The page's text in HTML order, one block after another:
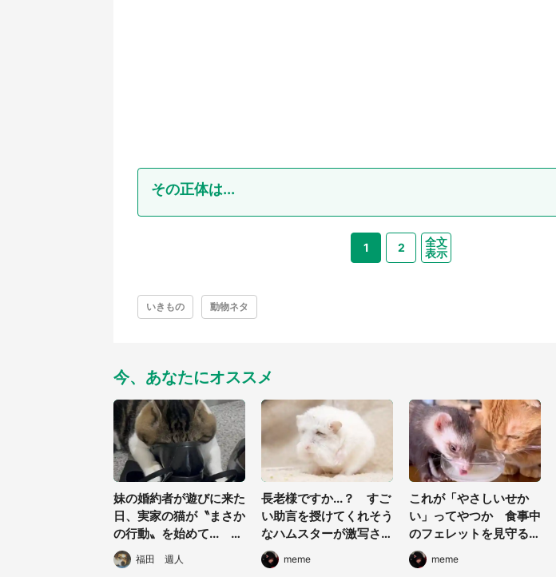
その正体は...
1 2
全文
表示
いきもの 動物ネタ
今、あなたにオススメ
妹の婚約者が遊びに来た
日、実家の猫が〝まさか
の行動〟を始めて... 奇
天烈な姿に家族と41万
人困惑
福田 週人
長老様ですか...？ すご
い助言を授けてくれそう
なハムスターが激写され
る
meme
これが「やさしいせか
い」ってやつか 食事中
のフェレットを見守るニ
ャンコがあったかくて尊
い
meme